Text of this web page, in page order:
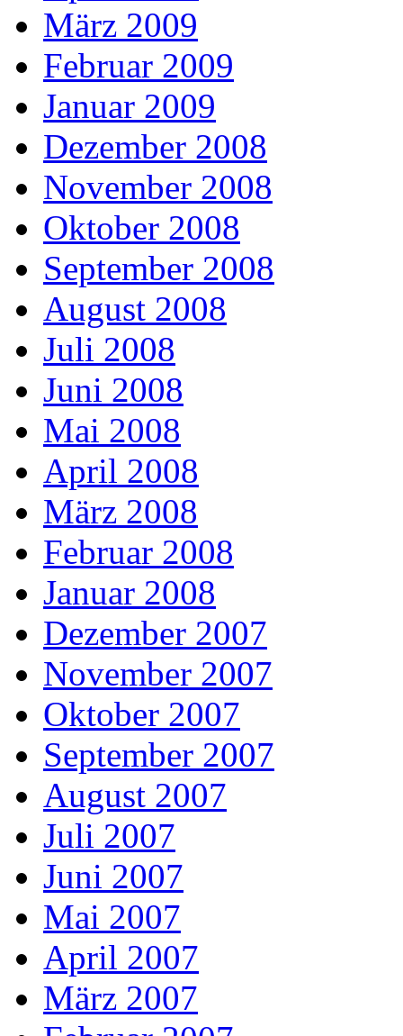
März 2009
Februar 2009
Januar 2009
Dezember 2008
November 2008
Oktober 2008
September 2008
August 2008
Juli 2008
Juni 2008
Mai 2008
April 2008
März 2008
Februar 2008
Januar 2008
Dezember 2007
November 2007
Oktober 2007
September 2007
August 2007
Juli 2007
Juni 2007
Mai 2007
April 2007
März 2007